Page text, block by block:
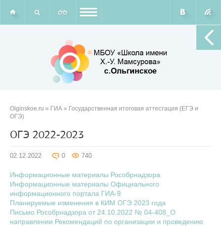
Olginskoe.ru » ГИА » Государственная итоговая аттестация (ЕГЭ и
ОГЭ)
ОГЭ 2022-2023
02.12.2022 0 740
Информационные материалы Рособрнадзора
Информационные материалы Официального
информационного портала ГИА-9
Планируемые изменения в КИМ ОГЭ 2023 года
Письмо Рособрнадзора от 24.10.2022 № 04-408_О
направлении Рекомендаций по организации и проведению